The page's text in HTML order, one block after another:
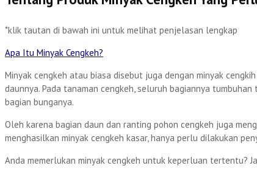
*klik tautan di bawah ini untuk melihat penjelasan lengkap
Apa Itu Minyak Cengkeh?
Minyak cengkeh atau biasa disebut juga dengan minyak
daunnya. Pada tanaman cengkeh, seluruh bagiannya
bagian bunganya.
Oleh karena bagian daun dan ranting pohon cengkeh juga
menghasilkan minyak cengkeh kasar, hanya perlu dilakukan
Anda memerlukan minyak cengkeh untuk keperluan tertentu?